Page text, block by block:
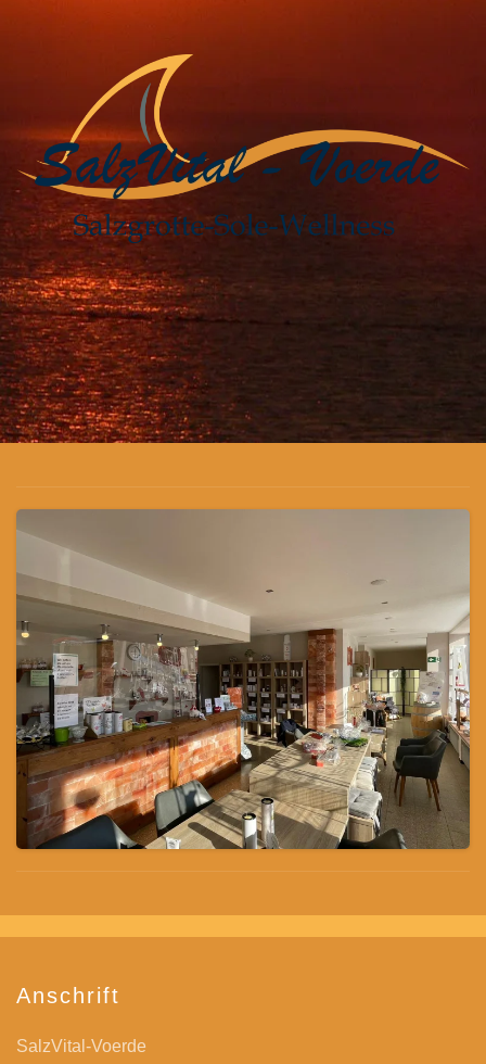
Anschrift
SalzVital-Voerde